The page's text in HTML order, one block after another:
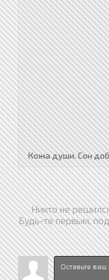
Кожа души. Сон
Никто не
Будь-те первым,